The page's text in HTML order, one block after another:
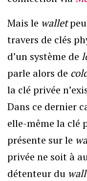
Mais le wallet
travers de clés
d’un système de
parle alors de
la clé privée
Dans ce dernier
elle-même la clé
présente sur le
privée ne soit à
détenteur du